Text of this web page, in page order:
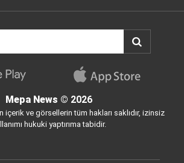
Mepa News © 2026
içerik ve görsellerin tüm hakları saklıdır, izinsiz
hukuki yaptırıma tabidir.